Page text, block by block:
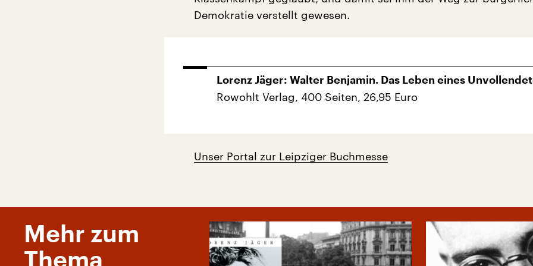
Demokratie verstellt gewesen.
Lorenz Jäger: Walter Benjamin. Das Leben eines
Rowohlt Verlag, 400 Seiten, 26,95 Euro
Unser Portal zur Leipziger Buchmesse
Mehr zum
Thema